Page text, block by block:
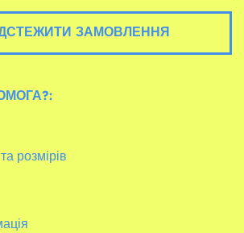
ЗАМОВЛЕННЯ
розмірів